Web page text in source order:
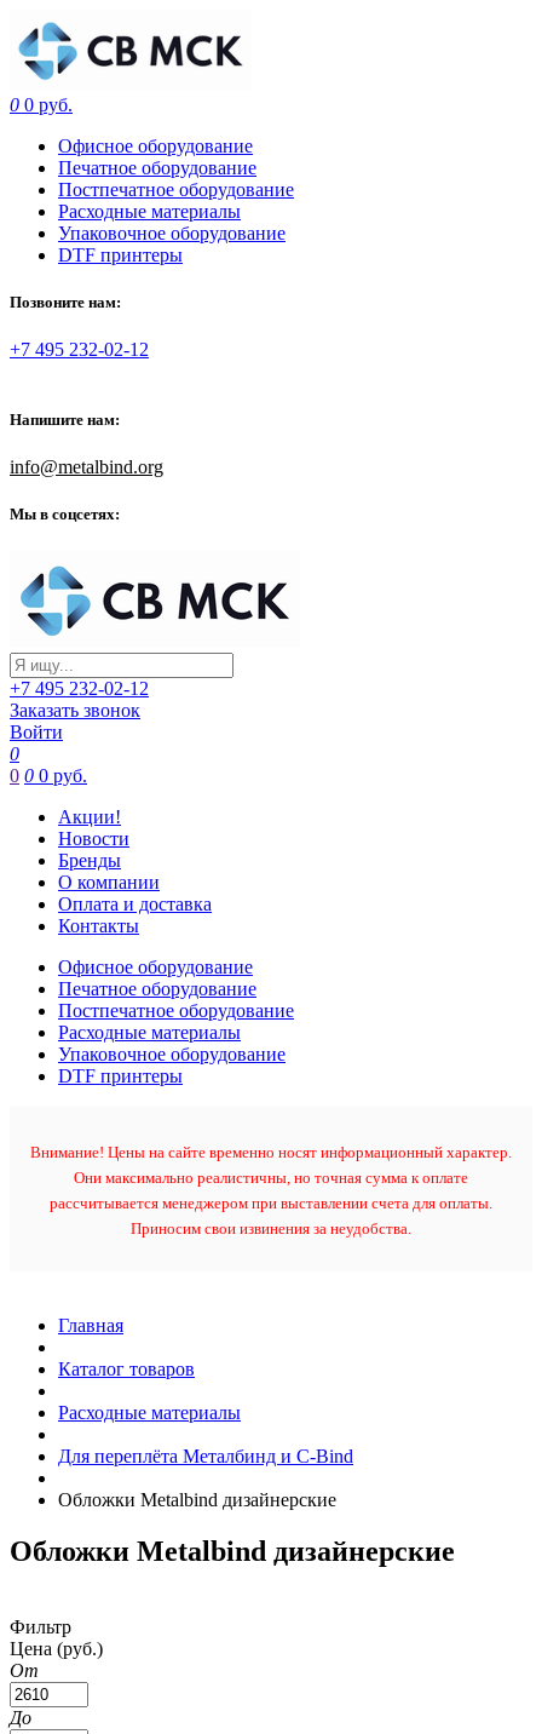
0 0 руб.
Офисное оборудование
Печатное оборудование
Постпечатное оборудование
Расходные материалы
Упаковочное оборудование
DTF принтеры
Позвоните нам:
+7 495 232-02-12
Напишите нам:
info@metalbind.org
Мы в соцсетях:
+7 495 232-02-12
Заказать звонок
Войти
0
0 0 0 руб.
Акции!
Новости
Бренды
О компании
Оплата и доставка
Контакты
Офисное оборудование
Печатное оборудование
Постпечатное оборудование
Расходные материалы
Упаковочное оборудование
DTF принтеры
Внимание! Цены на сайте временно носят информационный характер.
Они максимально реалистичны, но точная сумма к оплате
рассчитывается менеджером при выставлении счета для оплаты.
Приносим свои извинения за неудобства.
Главная
Каталог товаров
Расходные материалы
Для переплёта Металбинд и C-Bind
Обложки Metalbind дизайнерские
Обложки Metalbind дизайнерские
Фильтр
Цена (руб.)
От
До